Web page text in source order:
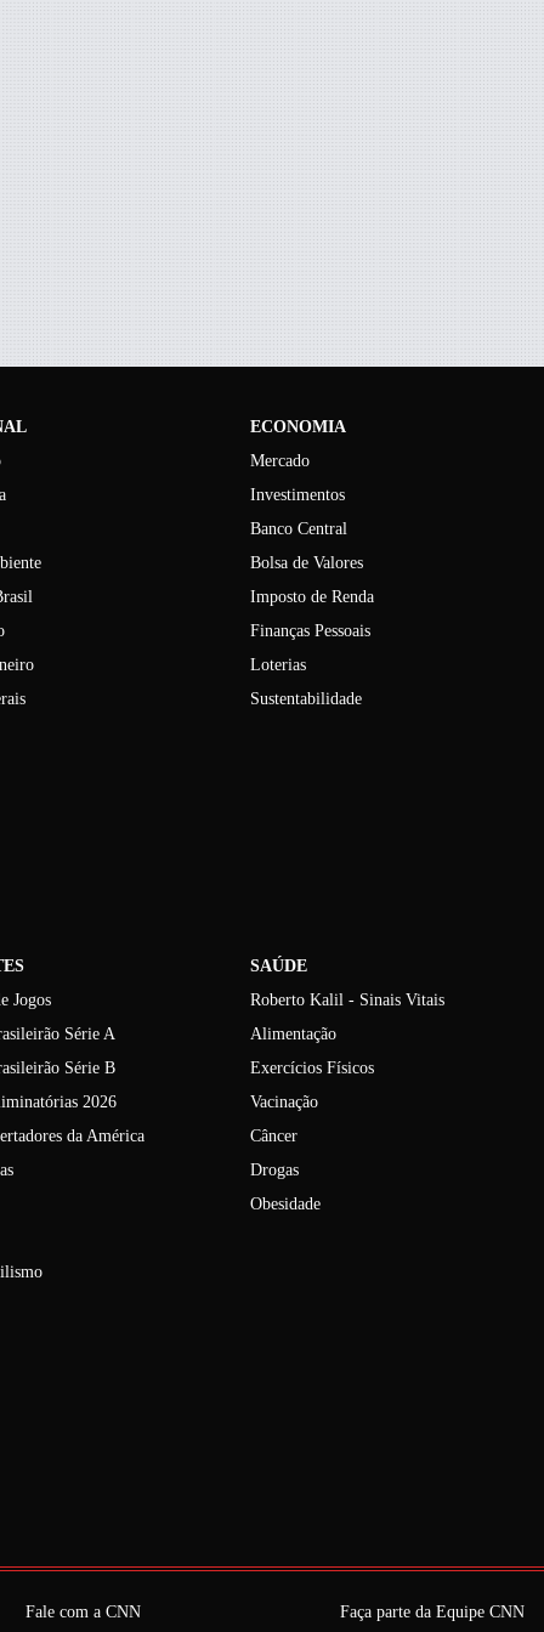
ECONOMIA
Mercado
Investimentos
Banco Central
Bolsa de Valores
Imposto de Renda
Finanças Pessoais
Loterias
Sustentabilidade
Jogos
Série A
Série B
2026
da América
SAÚDE
Roberto Kalil - Sinais Vitais
Alimentação
Exercícios Físicos
Vacinação
Câncer
Drogas
Obesidade
Fale com a CNN Faça parte da Equipe CNN